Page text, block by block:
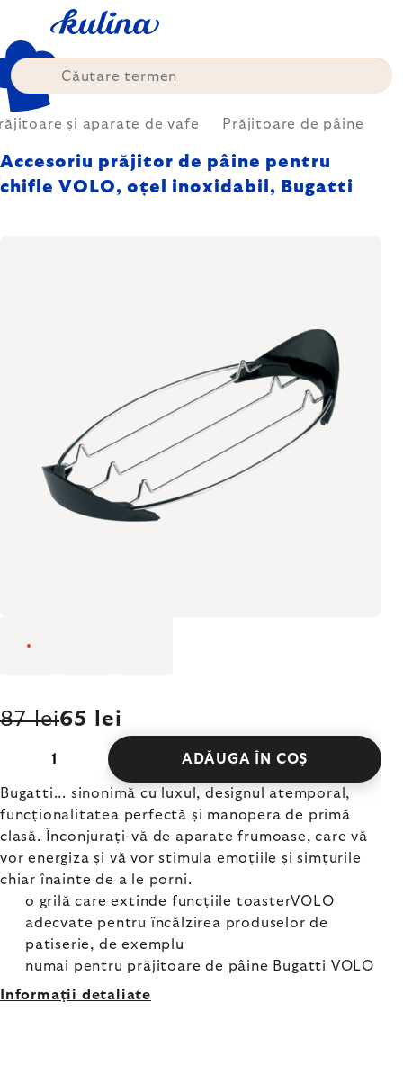
conținut
și aparate de vafe Prăjitoare de pâine
Accesoriu prăjitor de pâine pentru
chifle VOLO, oțel inoxidabil, Bugatti
87 lei65 lei
ADĂUGA ÎN COŞ
Bugatti... sinonimă cu luxul, designul atemporal,
funcționalitatea perfectă și manopera de primă
clasă. Înconjurați-vă de aparate frumoase, care vă
vor energiza și vă vor stimula emoțiile și simțurile
chiar înainte de a le porni.
o grilă care extinde funcțiile toasterVOLO
adecvate pentru încălzirea produselor de
patiserie, de exemplu
numai pentru prăjitoare de pâine Bugatti VOLO
Informaţii detaliate